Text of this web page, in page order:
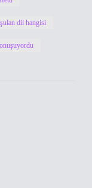
dil hangisi